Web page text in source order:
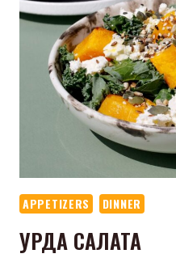
APPETIZERS DINNER
УРДА САЛАТА